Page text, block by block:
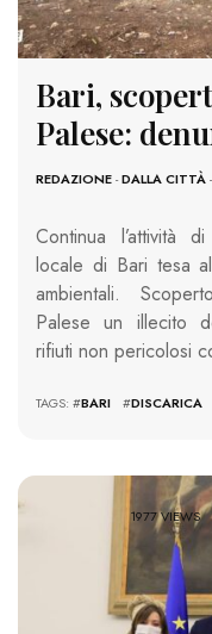
Bari,
Palese:
REDAZIONE-DALLA CITTÀ
Continua l’attività
locale di Bari tesa
ambientali.
Palese un illecito
rifiuti non pericolosi
TAGS: #BARI #DISCARICA
1977 VIEWS